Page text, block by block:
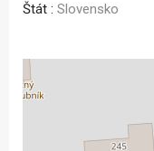
Štát : Slovensko